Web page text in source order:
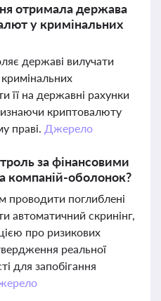
отримала держава
у кримінальних
державі вилучати
її на державні рахунки
криптовалюту
праві. Джерело
за фінансовими
компаній-оболонок?
проводити поглиблені
автоматичний скринінг,
про ризикових
реальної
для запобігання